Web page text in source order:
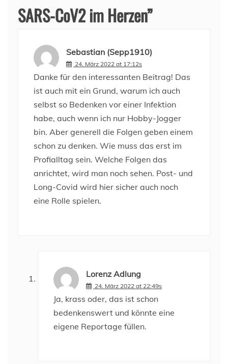
SARS-CoV2 im Herzen”
Sebastian (Sepp1910)
24. März 2022 at 17:12s
Danke für den interessanten Beitrag! Das
ist auch mit ein Grund, warum ich auch
selbst so Bedenken vor einer Infektion
habe, auch wenn ich nur Hobby-Jogger
bin. Aber generell die Folgen geben einem
schon zu denken. Wie muss das erst im
Profialltag sein. Welche Folgen das
anrichtet, wird man noch sehen. Post- und
Long-Covid wird hier sicher auch noch
eine Rolle spielen.
Lorenz Adlung
24. März 2022 at 22:49s
Ja, krass oder, das ist schon
bedenkenswert und könnte eine
eigene Reportage füllen.